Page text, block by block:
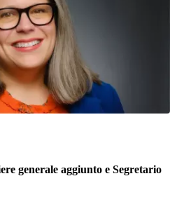
generale aggiunto e Segretario